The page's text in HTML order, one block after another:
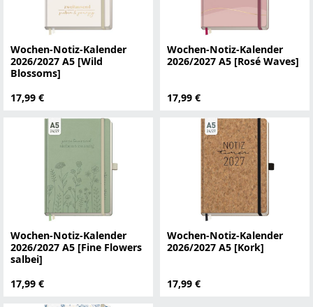
Wochen-Notiz-Kalender
2026/2027 A5 [Wild
Blossoms]
17,99 €
Wochen-Notiz-Kalender
2026/2027 A5 [Rosé Waves]
17,99 €
Wochen-Notiz-Kalender
2026/2027 A5 [Fine Flowers
salbei]
17,99 €
Wochen-Notiz-Kalender
2026/2027 A5 [Kork]
17,99 €